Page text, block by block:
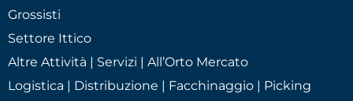
Grossisti
Settore Ittico
Altre Attività | Servizi | All’Orto Mercato
Logistica | Distribuzione | Facchinaggio | Picking